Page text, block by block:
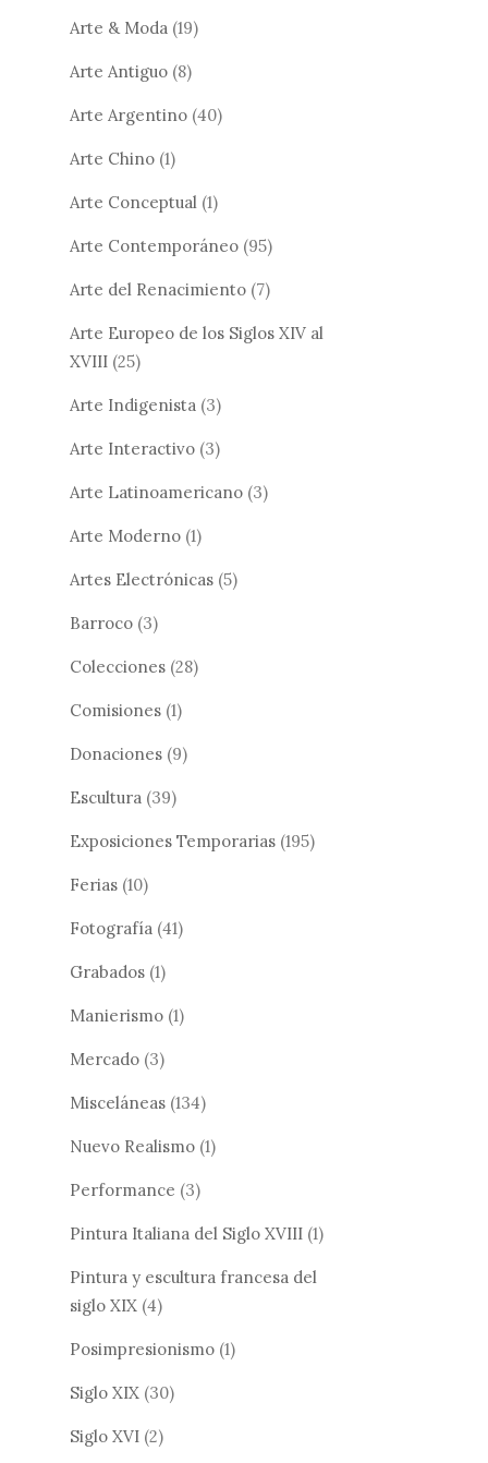
Arte & Moda (19)
Arte Antiguo (8)
Arte Argentino (40)
Arte Chino (1)
Arte Conceptual (1)
Arte Contemporáneo (95)
Arte del Renacimiento (7)
Arte Europeo de los Siglos XIV al
XVIII (25)
Arte Indigenista (3)
Arte Interactivo (3)
Arte Latinoamericano (3)
Arte Moderno (1)
Artes Electrónicas (5)
Barroco (3)
Colecciones (28)
Comisiones (1)
Donaciones (9)
Escultura (39)
Exposiciones Temporarias (195)
Ferias (10)
Fotografía (41)
Grabados (1)
Manierismo (1)
Mercado (3)
Misceláneas (134)
Nuevo Realismo (1)
Performance (3)
Pintura Italiana del Siglo XVIII (1)
Pintura y escultura francesa del
siglo XIX (4)
Posimpresionismo (1)
Siglo XIX (30)
Siglo XVI (2)